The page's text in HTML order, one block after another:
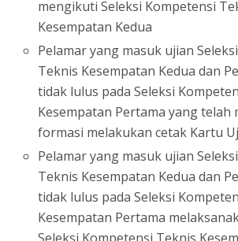
mengikuti Seleksi Kompetensi
Kesempatan Kedua
Pelamar yang masuk ujian
Teknis Kesempatan Kedua dan
tidak lulus pada Seleksi
Kesempatan Pertama yang telah
formasi melakukan cetak Kartu
Pelamar yang masuk ujian
Teknis Kesempatan Kedua dan
tidak lulus pada Seleksi
Kesempatan Pertama